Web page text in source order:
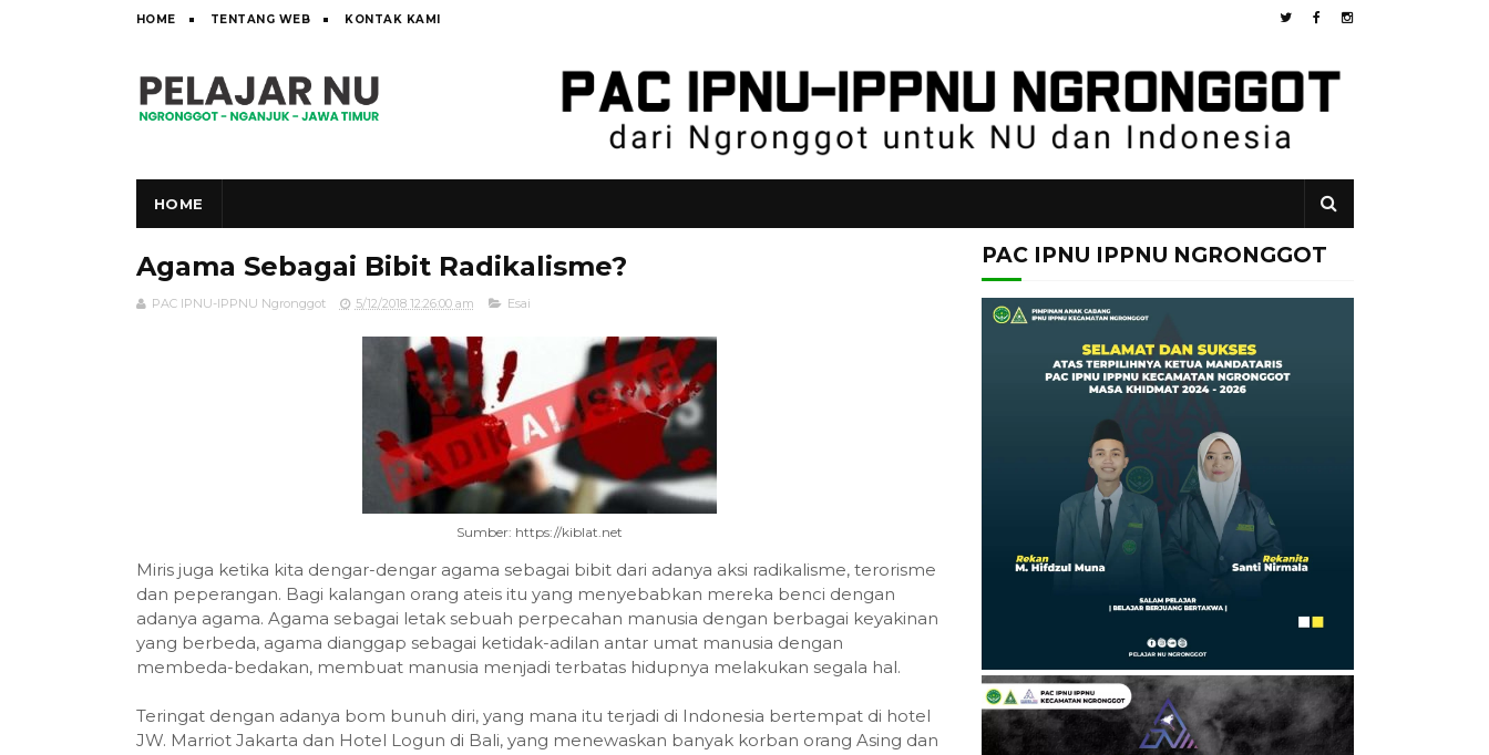
HOME TENTANG WEB KONTAK KAMI
HOME
Agama Sebagai Bibit Radikalisme?
PAC IPNU-IPPNU Ngronggot 5/12/2018 12:26:00 am Esai
Sumber: https://kiblat.net
Miris juga ketika kita dengar-dengar agama sebagai bibit dari adanya aksi radikalisme, terorisme
dan peperangan. Bagi kalangan orang ateis itu yang menyebabkan mereka benci dengan
adanya agama. Agama sebagai letak sebuah perpecahan manusia dengan berbagai keyakinan
yang berbeda, agama dianggap sebagai ketidak-adilan antar umat manusia dengan
membeda-bedakan, membuat manusia menjadi terbatas hidupnya melakukan segala hal.
Teringat dengan adanya bom bunuh diri, yang mana itu terjadi di Indonesia bertempat di hotel
JW. Marriot Jakarta dan Hotel Logun di Bali, yang menewaskan banyak korban orang Asing dan
PAC IPNU IPPNU NGRONGGOT